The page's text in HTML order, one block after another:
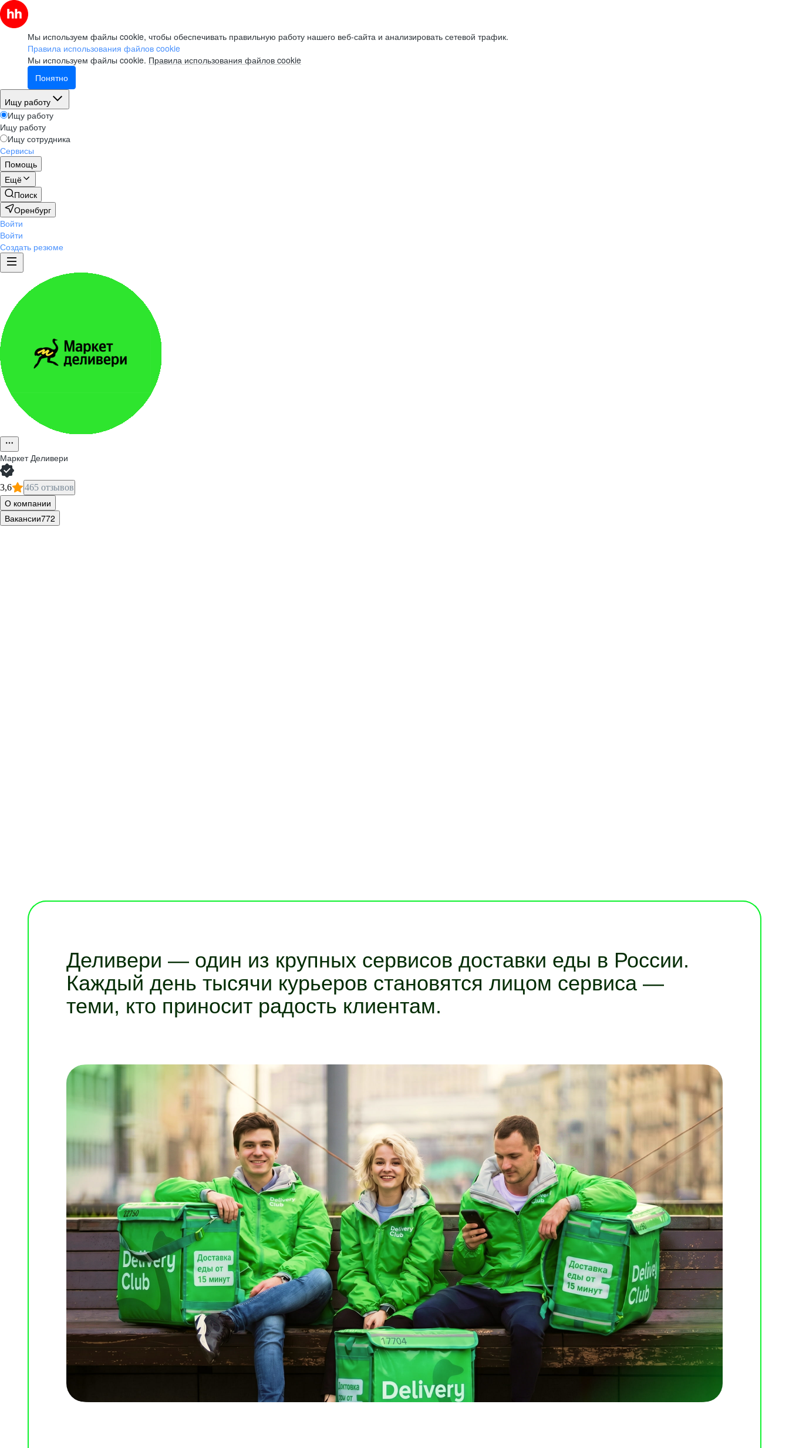
Мы используем файлы cookie, чтобы обеспечивать правильную работу нашего веб-сайта и анализировать сетевой трафик.
Правила использования файлов cookie
Мы используем файлы cookie. Правила использования файлов cookie
Понятно
Ищу работу
Ищу работу
Ищу работу
Ищу сотрудника
Сервисы
Помощь
Ещё
Поиск
Оренбург
Войти
Войти
Создать резюме
Маркет Деливери
3,6 465 отзывов
О компании
Вакансии772
Деливери — один из крупных сервисов доставки еды в России.
Каждый день тысячи курьеров становятся лицом сервиса —
теми, кто приносит радость клиентам.